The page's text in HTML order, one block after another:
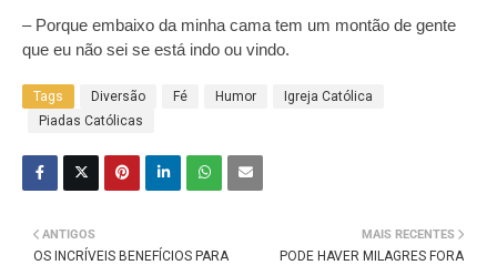
– Porque embaixo da minha cama tem um montão de gente
que eu não sei se está indo ou vindo.
Tags Diversão Fé Humor
Igreja Católica
Piadas Católicas
MAIS RECENTES
PODE HAVER MILAGRES FORA
ANTIGOS
OS INCRÍVEIS BENEFÍCIOS PARA